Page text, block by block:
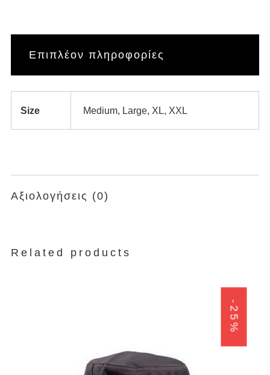
Επιπλέον πληροφορίες
Size Medium, Large, XL, XXL
Αξιολογήσεις (0)
Related products
-25%